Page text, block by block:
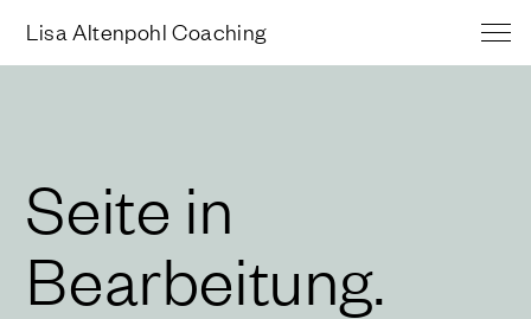
Seite in
Bearbeitung.
Lisa Altenpohl Coaching